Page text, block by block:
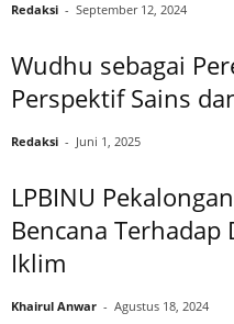
Redaksi - September 12, 2024
Wudhu sebagai
Perspektif Sains
Redaksi - Juni 1, 2025
LPBINU
Bencana Terhadap
Iklim
Khairul Anwar - Agustus 18, 2024